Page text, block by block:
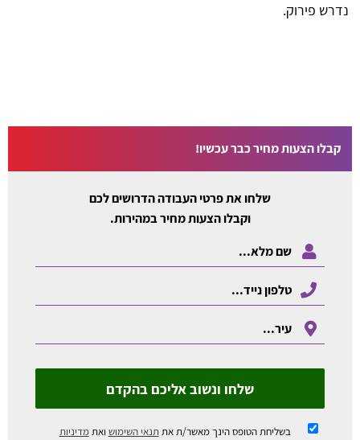
נדרש פירוק.
קבלו הצעות מחיר כבר עכשיו!
שלחו את פרטי העבודה הדרושים לכם
וקבלו הצעות מחיר במהירות.
שלחו ונשוב אליכם בהקדם
בשליחת הטופס הינך מאשר/ת את תנאי השימוש ואתמדיניות